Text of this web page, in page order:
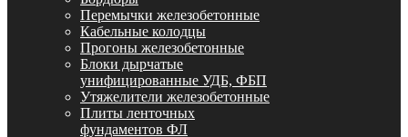
Перемычки железобетонные
Кабельные колодцы
Прогоны железобетонные
Блоки дырчатые
унифицированные УДБ, ФБП
Утяжелители железобетонные
Плиты ленточных
фундаментов ФЛ